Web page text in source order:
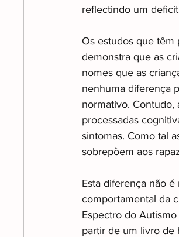
reflectindo um
Os estudos que têm
demonstra que as
nomes que as
nenhuma diferença
normativo. Contudo,
processadas
sintomas. Como tal
sobrepõem aos
Esta diferença não
comportamental da
Espectro do
partir de um livro de